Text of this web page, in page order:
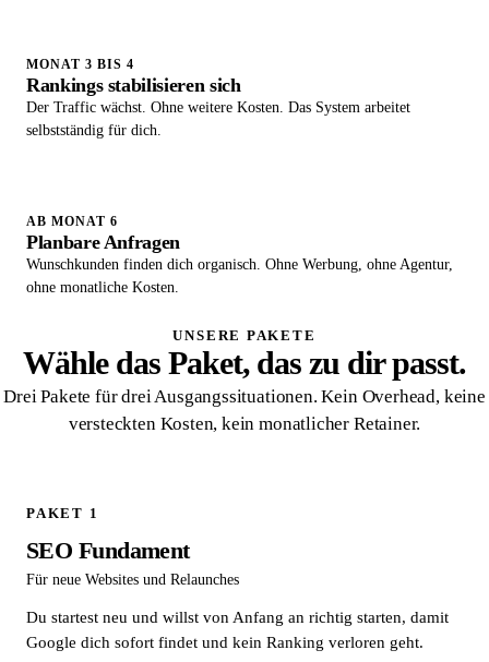
MONAT 3 BIS 4
Rankings stabilisieren sich
Der Traffic wächst. Ohne weitere Kosten. Das System arbeitet
selbstständig für dich.
AB MONAT 6
Planbare Anfragen
Wunschkunden finden dich organisch. Ohne Werbung, ohne Agentur,
ohne monatliche Kosten.
UNSERE PAKETE
Wähle das Paket, das zu dir passt.
Drei Pakete für drei Ausgangssituationen. Kein Overhead, keine
versteckten Kosten, kein monatlicher Retainer.
PAKET 1
SEO Fundament
Für neue Websites und Relaunches
Du startest neu und willst von Anfang an richtig starten, damit
Google dich sofort findet und kein Ranking verloren geht.